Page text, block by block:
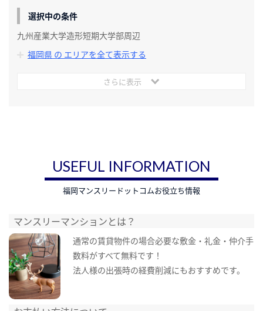
選択中の条件
九州産業大学造形短期大学部周辺
福岡県 の エリアを全て表示する
さらに表示
USEFUL INFORMATION
福岡マンスリードットコムお役立ち情報
マンスリーマンションとは？
通常の賃貸物件の場合必要な敷金・礼金・仲介手
数料がすべて無料です！
法人様の出張時の経費削減にもおすすめです。